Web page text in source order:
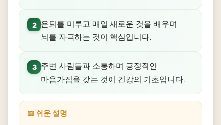
2
은퇴를 미루고 매일 새로운 것을 배우며
뇌를 자극하는 것이 핵심입니다.
3
주변 사람들과 소통하며 긍정적인
마음가짐을 갖는 것이 건강의 기초입니다.
📖 쉬운 설명